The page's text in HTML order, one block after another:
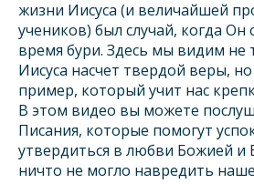
жизни Иисуса (и величайшей
учеников) был случай, когда Он
время бури. Здесь мы видим не
Иисуса насчет твердой веры,
пример, который учит нас
В этом видео вы можете
Писания, которые помогут
утвердиться в любви Божией и
ничто не могло навредить